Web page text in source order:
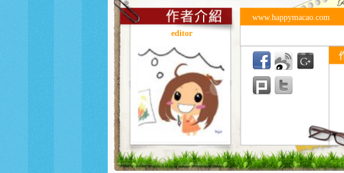
editor
www.happymacao.com